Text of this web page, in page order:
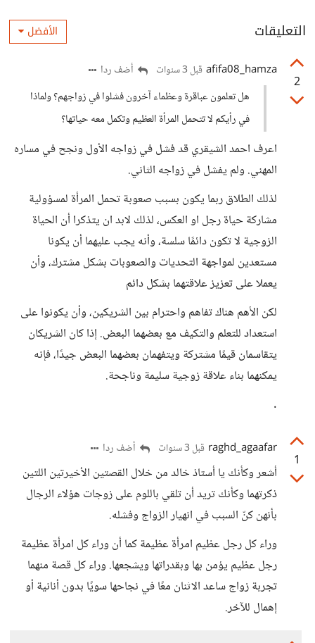
التعليقات الأفضل
2
afifa08_hamza قبل 3 سنوات
أضف ردا
هل تعلمون عباقرة وعظماء آخرون فشلوا في زواجهم؟ ولماذا
في رأيكم لا تتحمل المرأة العظيم وتكمل معه حياتها؟
اعرف احمد الشيقري قد فشل في زواجه الأول ونجح في مساره
المهني. ولم يفشل في زواجه الثاني.
لذلك الطلاق ربما يكون بسبب صعوبة تحمل المرأة لمسؤولية
مشاركة حياة رجل او العكس، لذلك لابد ان يتذكرا أن الحياة
الزوجية لا تكون دائمًا سلسة، وأنه يجب عليهما أن يكونا
مستعدين لمواجهة التحديات والصعوبات بشكل مشترك، وأن
يعملا على تعزيز علاقتهما بشكل دائم
لكن الأهم هناك تفاهم واحترام بين الشريكين، وأن يكونوا على
استعداد للتعلم والتكيف مع بعضهما البعض. إذا كان الشريكان
يتقاسمان قيمًا مشتركة ويتفهمان بعضهما البعض جيدًا، فإنه
يمكنهما بناء علاقة زوجية سليمة وناجحة.
.
1
raghd_agaafar قبل 3 سنوات أضف ردا
أشعر وكأنك يا أستاذ خالد من خلال القصتين الأخيرتين اللتين
ذكرتهما وكأنك تريد أن تلقي باللوم على زوجات هؤلاء الرجال
بأنهن كنّ السبب في انهيار الزواج وفشله.
وراء كل رجل عظيم امرأة عظيمة كما أن وراء كل امرأة عظيمة
رجل عظيم يؤمن بها وبقدراتها ويشجعها. وراء كل قصة منهما
تجربة زواج ساعد الاثنان معًا في نجاحها سويًا بدون أنانية أو
إهمال للآخر.